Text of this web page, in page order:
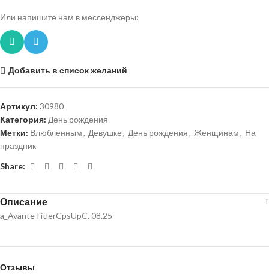
Или напишите нам в мессенджеры:
Добавить в список желаний
Артикул: 30980
Категория: День рождения
Метки: Влюбленным, Девушке, День рождения, Женщинам, На
праздник
Share:
Описание
a_AvanteTitlerCpsUpC. 08.25
Отзывы